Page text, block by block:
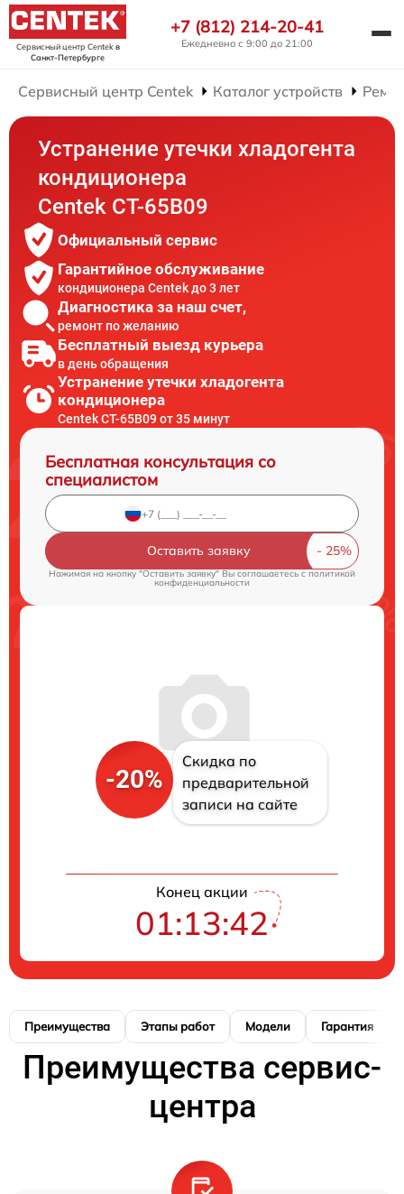
Сервисный центр Centekв
Санкт-Петербурге
+7 (812) 214-20-41
Ежедневно с 9:00 до 21:00
Сервисный центр Centek Каталог устройств
Устранение утечки хладогента
кондиционера
Centek CT-65B09
Официальный сервис
Гарантийное обслуживание
кондиционера Centek до 3 лет
Диагностика за наш счет,
ремонт по желанию
Бесплатный выезд курьера
в день обращения
Устранение утечки хладогента
кондиционера
Centek CT-65B09 от 35 минут
Бесплатная консультация со
специалистом
Оставить заявку
Нажимая на кнопку "Оставить заявку" Вы соглашаетесь c политикой
конфиденциальности
-20%
Скидка по
предварительной
записи на сайте
Конец акции
01:13:41
Преимущества Этапы работ Модели Гарантия
Преимущества сервис-
центра